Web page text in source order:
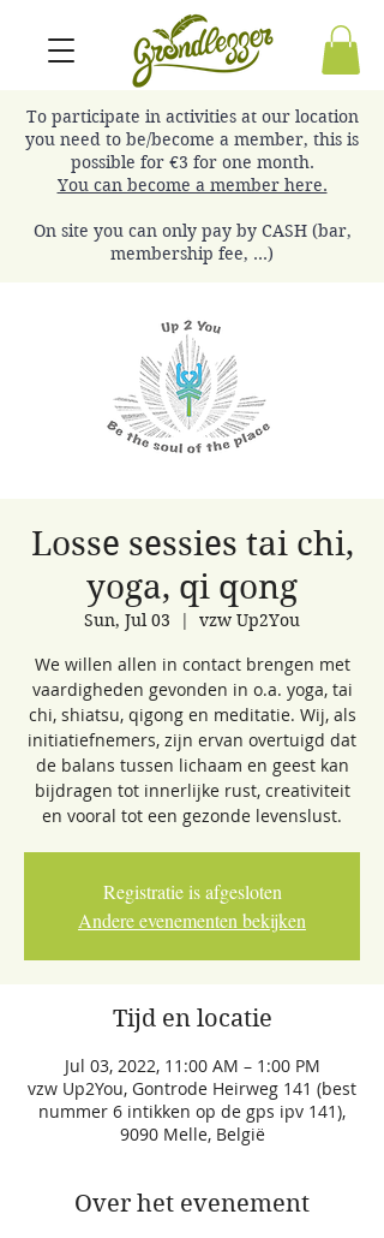
To participate in activities at our location
you need to be/become a member, this is
possible for €3 for one month.
You can become a member here.
On site you can only pay by CASH (bar,
membership fee, ...)
Losse sessies tai chi,
yoga, qi qong
Sun, Jul 03
  |
vzw Up2You
We willen allen in contact brengen met
vaardigheden gevonden in o.a. yoga, tai
chi, shiatsu, qigong en meditatie. Wij, als
initiatiefnemers, zijn ervan overtuigd dat
de balans tussen lichaam en geest kan
bijdragen tot innerlijke rust, creativiteit
en vooral tot een gezonde levenslust.
Registratie is afgesloten
Andere evenementen bekijken
Tijd en locatie
Jul 03, 2022, 11:00 AM – 1:00 PM
vzw Up2You, Gontrode Heirweg 141 (best
nummer 6 intikken op de gps ipv 141),
9090 Melle, België
Over het evenement